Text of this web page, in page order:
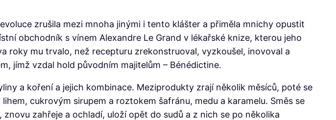
zrušila mezi mnoha jinými i tento klášter a přiměla mnichy opustit
obchodník s vínem Alexandre Le Grand v lékařské knize, kterou jeho
roky mu trvalo, než recepturu zrekonstruoval, vyzkoušel, inovoval a
jímž vzdal hold původním majitelům – Bénédictine.
a koření a jejich kombinace. Meziprodukty zrají několik měsíců, poté se
cukrovým sirupem a roztokem šafránu, medu a karamelu. Směs se
zahřeje a ochladí, uloží opět do sudů a z nich se po několika